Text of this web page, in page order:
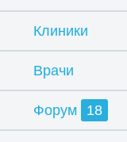
Клиники
Врачи
Форум 18